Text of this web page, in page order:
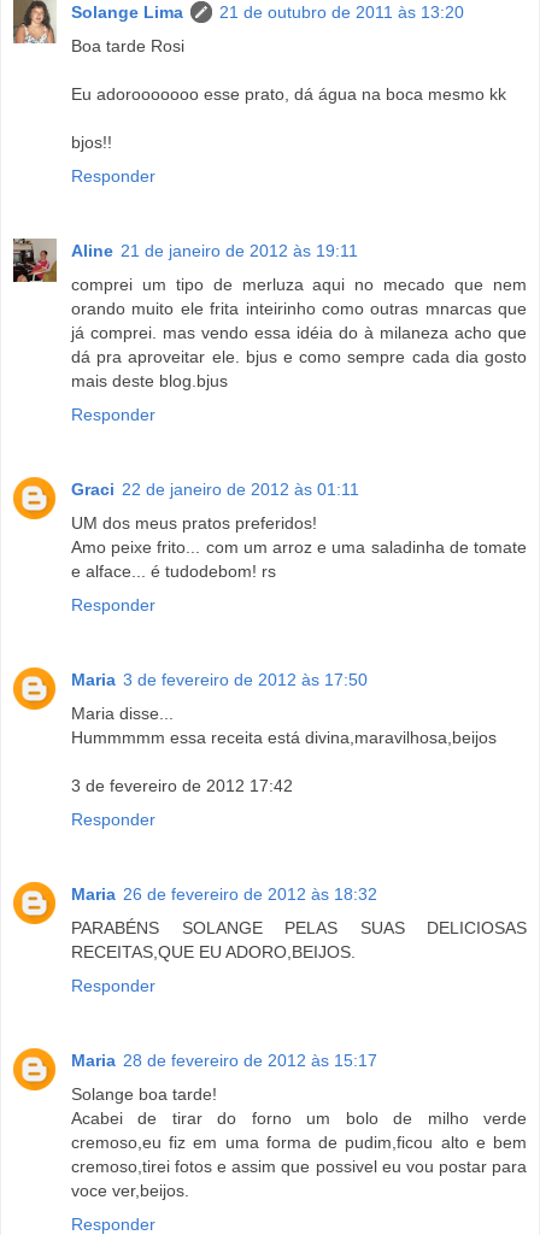
Solange Lima
21 de outubro de 2011 às 13:20
Boa tarde Rosi
Eu adorooooooo esse prato, dá água na boca mesmo kk
bjos!!
Responder
Aline 21 de janeiro de 2012 às 19:11
comprei um tipo de merluza aqui no mecado que nem
orando muito ele frita inteirinho como outras mnarcas que
já comprei. mas vendo essa idéia do à milaneza acho que
dá pra aproveitar ele. bjus e como sempre cada dia gosto
mais deste blog.bjus
Responder
Graci 22 de janeiro de 2012 às 01:11
UM dos meus pratos preferidos!
Amo peixe frito... com um arroz e uma saladinha de tomate
e alface... é tudodebom! rs
Responder
Maria 3 de fevereiro de 2012 às 17:50
Maria disse...
Hummmmm essa receita está divina,maravilhosa,beijos
3 de fevereiro de 2012 17:42
Responder
Maria 26 de fevereiro de 2012 às 18:32
PARABÉNS SOLANGE PELAS SUAS DELICIOSAS
RECEITAS,QUE EU ADORO,BEIJOS.
Responder
Maria 28 de fevereiro de 2012 às 15:17
Solange boa tarde!
Acabei de tirar do forno um bolo de milho verde
cremoso,eu fiz em uma forma de pudim,ficou alto e bem
cremoso,tirei fotos e assim que possivel eu vou postar para
voce ver,beijos.
Responder